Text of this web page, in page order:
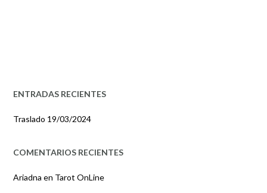
ENTRADAS RECIENTES
Traslado 19/03/2024
COMENTARIOS RECIENTES
Ariadna en Tarot OnLine